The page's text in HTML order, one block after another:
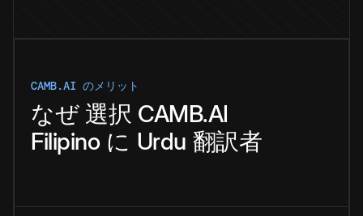
CAMB.AI のメリット
なぜ 選択 CAMB.AI
Filipino に Urdu 翻訳者